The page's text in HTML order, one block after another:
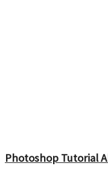
Photoshop Tutorial